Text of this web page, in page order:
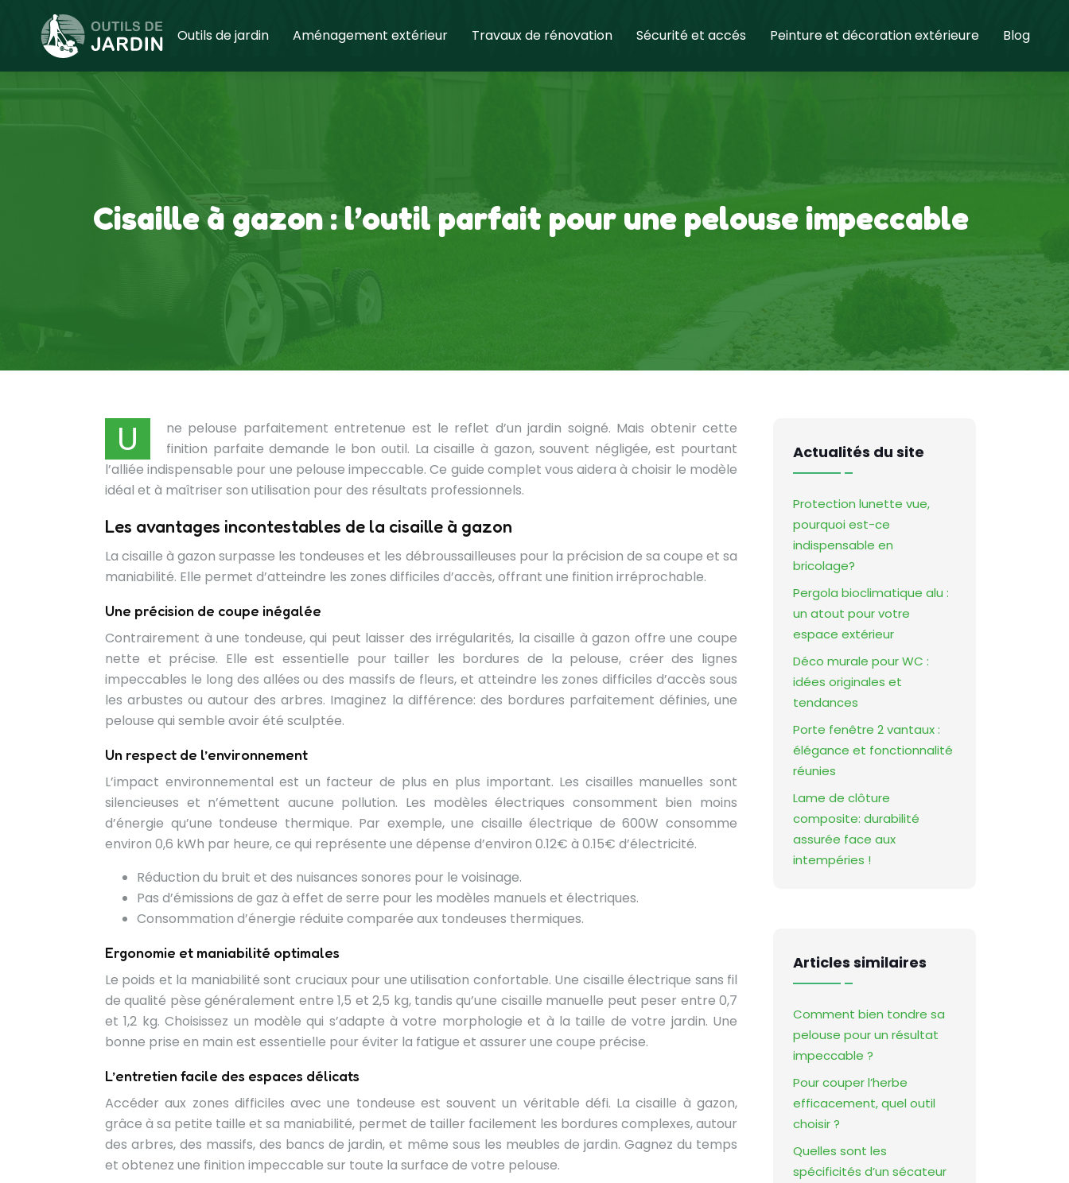
Outils de jardin Aménagement extérieur Travaux de rénovation Sécurité et accés Peinture et décoration extérieure Blog
Cisaille à gazon : l’outil parfait pour une pelouse impeccable
U
ne pelouse parfaitement entretenue est le reflet d’un jardin soigné. Mais obtenir cette
finition parfaite demande le bon outil. La cisaille à gazon, souvent négligée, est pourtant
l’alliée indispensable pour une pelouse impeccable. Ce guide complet vous aidera à choisir le modèle
idéal et à maîtriser son utilisation pour des résultats professionnels.
Les avantages incontestables de la cisaille à gazon
La cisaille à gazon surpasse les tondeuses et les débroussailleuses pour la précision de sa coupe et sa
maniabilité. Elle permet d’atteindre les zones difficiles d’accès, offrant une finition irréprochable.
Une précision de coupe inégalée
Contrairement à une tondeuse, qui peut laisser des irrégularités, la cisaille à gazon offre une coupe
nette et précise. Elle est essentielle pour tailler les bordures de la pelouse, créer des lignes
impeccables le long des allées ou des massifs de fleurs, et atteindre les zones difficiles d’accès sous
les arbustes ou autour des arbres. Imaginez la différence: des bordures parfaitement définies, une
pelouse qui semble avoir été sculptée.
Un respect de l’environnement
L’impact environnemental est un facteur de plus en plus important. Les cisailles manuelles sont
silencieuses et n’émettent aucune pollution. Les modèles électriques consomment bien moins
d’énergie qu’une tondeuse thermique. Par exemple, une cisaille électrique de 600W consomme
environ 0,6 kWh par heure, ce qui représente une dépense d’environ 0.12€ à 0.15€ d’électricité.
Réduction du bruit et des nuisances sonores pour le voisinage.
Pas d’émissions de gaz à effet de serre pour les modèles manuels et électriques.
Consommation d’énergie réduite comparée aux tondeuses thermiques.
Ergonomie et maniabilité optimales
Le poids et la maniabilité sont cruciaux pour une utilisation confortable. Une cisaille électrique sans fil
de qualité pèse généralement entre 1,5 et 2,5 kg, tandis qu’une cisaille manuelle peut peser entre 0,7
et 1,2 kg. Choisissez un modèle qui s’adapte à votre morphologie et à la taille de votre jardin. Une
bonne prise en main est essentielle pour éviter la fatigue et assurer une coupe précise.
L’entretien facile des espaces délicats
Accéder aux zones difficiles avec une tondeuse est souvent un véritable défi. La cisaille à gazon,
grâce à sa petite taille et sa maniabilité, permet de tailler facilement les bordures complexes, autour
des arbres, des massifs, des bancs de jardin, et même sous les meubles de jardin. Gagnez du temps
et obtenez une finition impeccable sur toute la surface de votre pelouse.
Actualités du site
Protection lunette vue,
pourquoi est-ce
indispensable en
bricolage?
Pergola bioclimatique alu :
un atout pour votre
espace extérieur
Déco murale pour WC :
idées originales et
tendances
Porte fenêtre 2 vantaux :
élégance et fonctionnalité
réunies
Lame de clôture
composite: durabilité
assurée face aux
intempéries !
Articles similaires
Comment bien tondre sa
pelouse pour un résultat
impeccable ?
Pour couper l’herbe
efficacement, quel outil
choisir ?
Quelles sont les
spécificités d’un sécateur